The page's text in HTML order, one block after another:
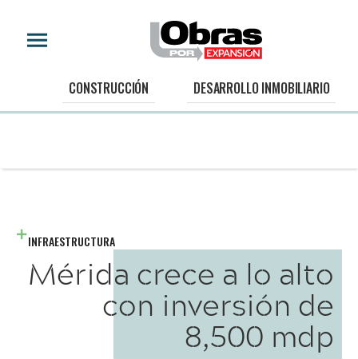
CONSTRUCCIÓN DESARROLLO INMOBILIARIO
INFRAESTRUCTURA
Mérida crece a lo alto
con inversión de
8,500 mdp